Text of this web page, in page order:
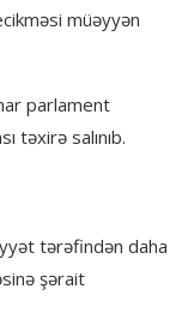
müəyyən
parlament
təxirə salınıb.
tərəfindən daha
şərait